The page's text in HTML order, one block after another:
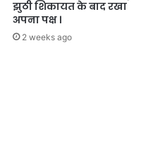
झुठी शिकायत के बाद रखा
अपना पक्ष ।
2 weeks ago